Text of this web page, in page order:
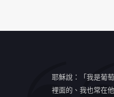
耶穌說：「我是葡
裡面的、我也常在